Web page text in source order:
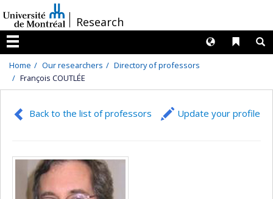
au
contenu
/Research
Menu
Liens
Langues
Home Our researchers
Directory of professors
François COUTLÉE
Back to the list of professors Update your profile